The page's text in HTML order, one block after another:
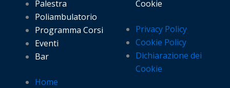
Palestra
Poliambulatorio
Programma Corsi
Eventi
Bar
Home
Cookie
Privacy Policy
Cookie Policy
Dichiarazione dei
Cookie